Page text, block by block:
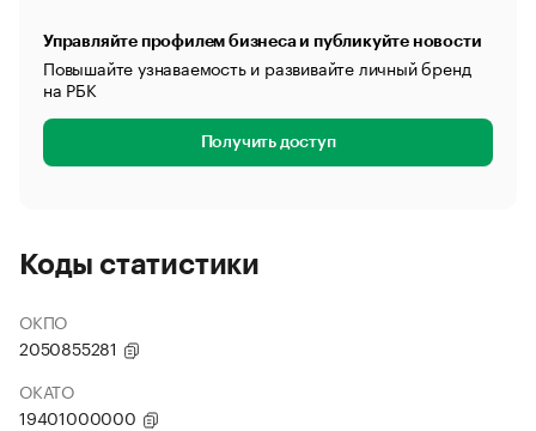
Управляйте профилем бизнеса и публикуйте новости
Повышайте узнаваемость и развивайте личный бренд
на РБК
Получить доступ
Коды статистики
ОКПО
2050855281
ОКАТО
19401000000